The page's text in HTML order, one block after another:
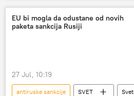
EU bi mogla da odustane od novih
paketa sankcija Rusiji
27 Jul, 10:19
antiruske sankcije SVET
Svet